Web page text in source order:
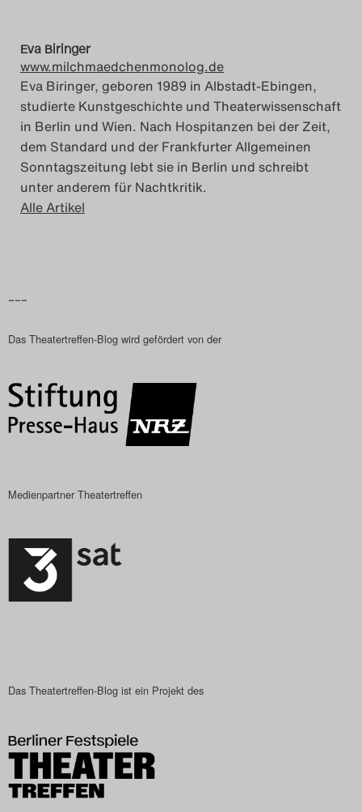
Eva Biringer
www.milchmaedchenmonolog.de
Eva Biringer, geboren 1989 in Albstadt-Ebingen,
studierte Kunstgeschichte und Theaterwissenschaft
in Berlin und Wien. Nach Hospitanzen bei der Zeit,
dem Standard und der Frankfurter Allgemeinen
Sonntagszeitung lebt sie in Berlin und schreibt
unter anderem für Nachtkritik.
Alle Artikel
–––
Das Theatertreffen-Blog wird gefördert von der
Medienpartner Theatertreffen
Das Theatertreffen-Blog ist ein Projekt des